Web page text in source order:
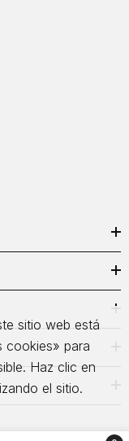
sitio web está
cookies» para
Haz clic en
el sitio.